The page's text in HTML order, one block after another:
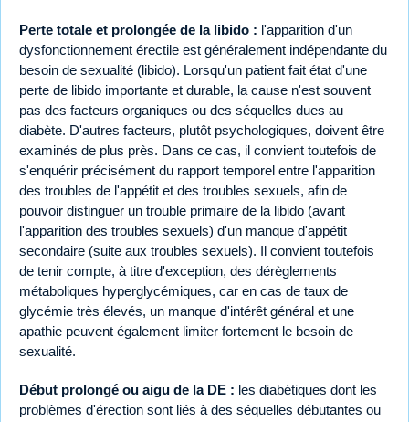
Perte totale et prolongée de la libido : l'apparition d'un
dysfonctionnement érectile est généralement indépendante du
besoin de sexualité (libido). Lorsqu'un patient fait état d'une
perte de libido importante et durable, la cause n'est souvent
pas des facteurs organiques ou des séquelles dues au
diabète. D'autres facteurs, plutôt psychologiques, doivent être
examinés de plus près. Dans ce cas, il convient toutefois de
s'enquérir précisément du rapport temporel entre l'apparition
des troubles de l'appétit et des troubles sexuels, afin de
pouvoir distinguer un trouble primaire de la libido (avant
l'apparition des troubles sexuels) d'un manque d'appétit
secondaire (suite aux troubles sexuels). Il convient toutefois
de tenir compte, à titre d'exception, des dérèglements
métaboliques hyperglycémiques, car en cas de taux de
glycémie très élevés, un manque d'intérêt général et une
apathie peuvent également limiter fortement le besoin de
sexualité.
Début prolongé ou aigu de la DE : les diabétiques dont les
problèmes d'érection sont liés à des séquelles débutantes ou